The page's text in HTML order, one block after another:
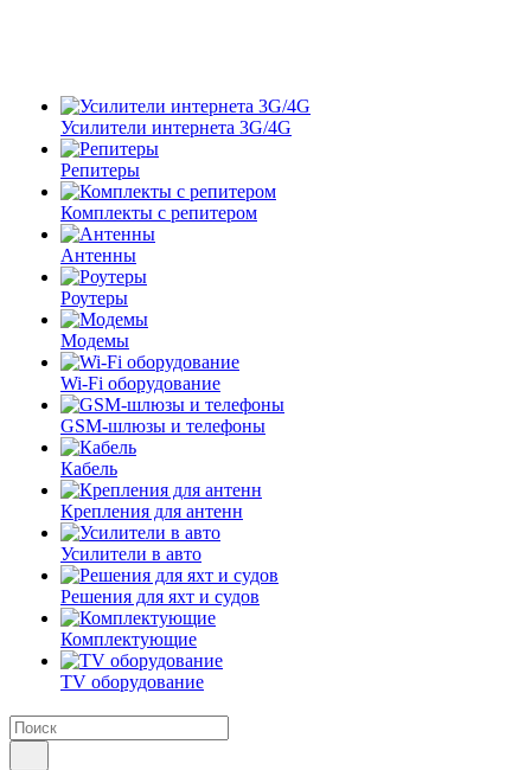
Усилители интернета 3G/4G
Репитеры
Комплекты с репитером
Антенны
Роутеры
Модемы
Wi-Fi оборудование
GSM-шлюзы и телефоны
Кабель
Крепления для антенн
Усилители в авто
Решения для яхт и судов
Комплектующие
TV оборудование